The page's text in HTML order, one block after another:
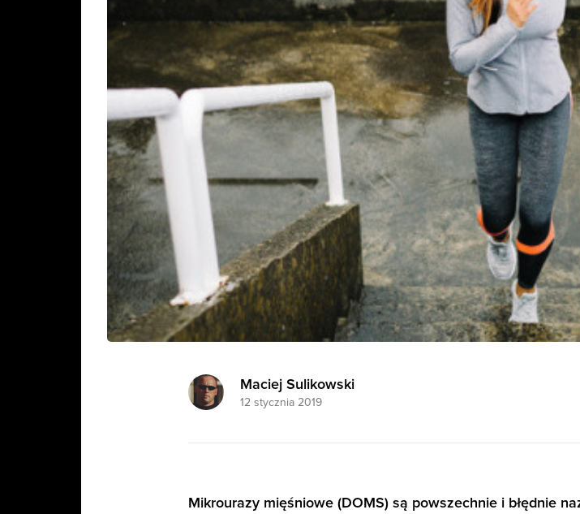
Maciej Sulikowski
12 stycznia 2019
Mikrourazy mięśniowe (DOMS) są powszechnie i błędnie